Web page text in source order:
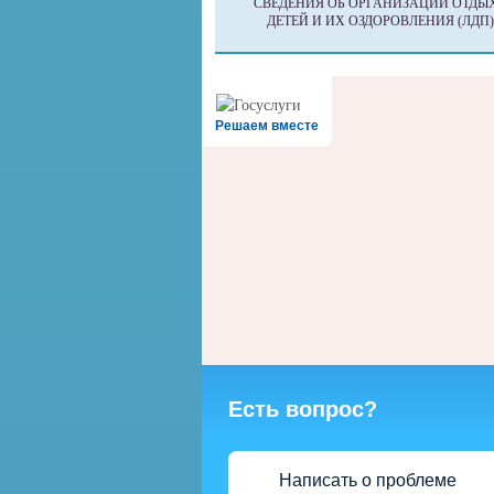
СВЕДЕНИЯ ОБ ОРГАНИЗАЦИИ
ДЕТЕЙ И ИХ ОЗДОРОВЛЕНИЯ (ЛДП)
Решаем вместе
Есть вопрос?
Написать о проблеме